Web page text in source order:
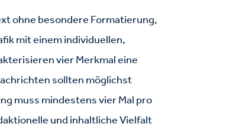
ohne besondere Formatierung,
mit einem individuellen,
vier Merkmal eine
sollten möglichst
muss mindestens vier Mal pro
und inhaltliche Vielfalt